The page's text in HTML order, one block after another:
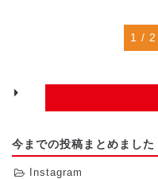
1 / 2
今までの投稿まとめました
Instagram